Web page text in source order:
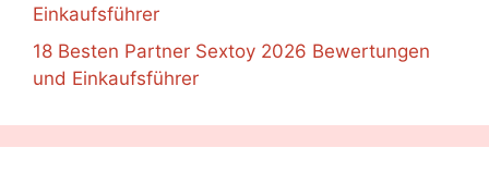
Einkaufsführer
18 Besten Partner Sextoy 2026 Bewertungen
und Einkaufsführer